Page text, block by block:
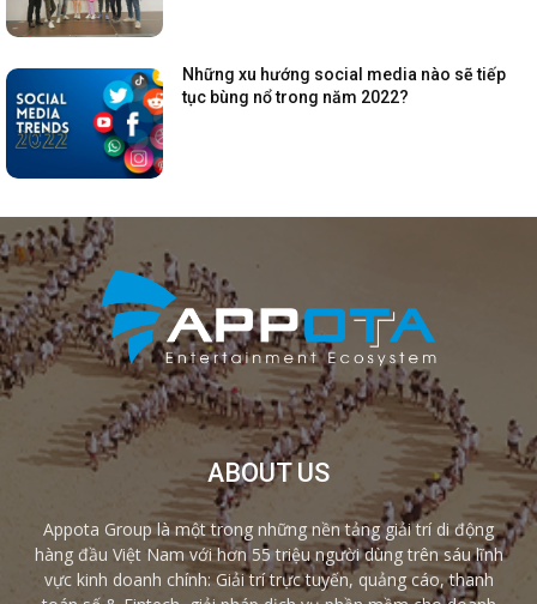
Những xu hướng social media nào sẽ tiếp
tục bùng nổ trong năm 2022?
ABOUT US
Appota Group là một trong những nền tảng giải trí di động
hàng đầu Việt Nam với hơn 55 triệu người dùng trên sáu lĩnh
vực kinh doanh chính: Giải trí trực tuyến, quảng cáo, thanh